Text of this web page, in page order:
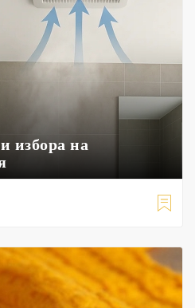
избора на
